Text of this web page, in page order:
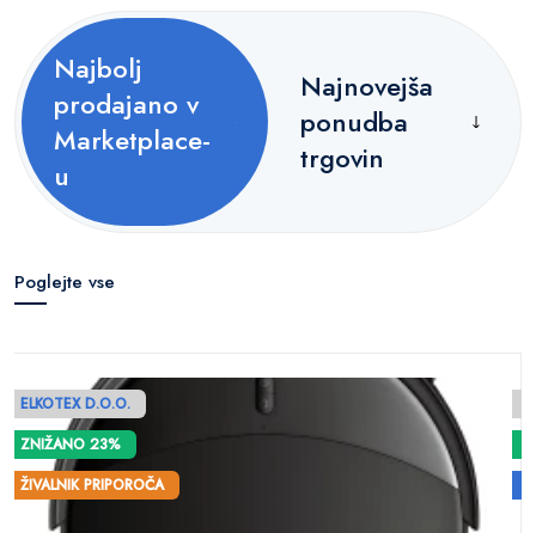
Najbolj
prodajano v
Marketplace-
u
Najnovejša
ponudba
trgovin
Poglejte vse
ELKOTEX D.O.O.
ZNIŽANO 23%
ŽIVALNIK PRIPOROČA